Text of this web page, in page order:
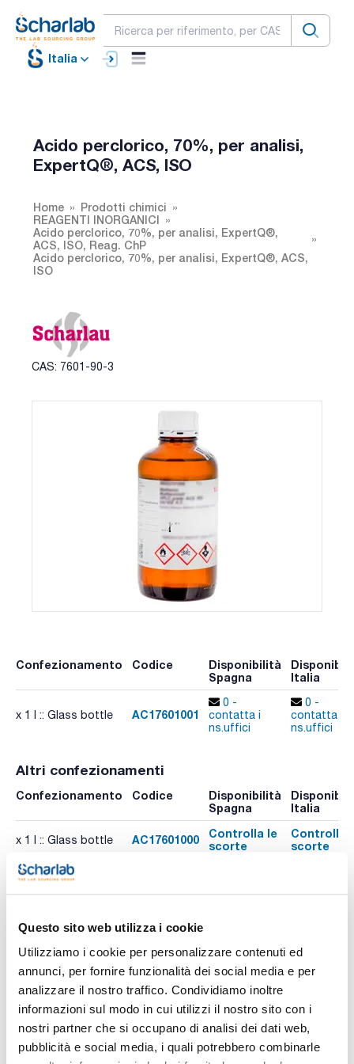
Questo sito web utilizza i cookie
Utilizziamo i cookie per personalizzare contenuti ed
annunci, per fornire funzionalità dei social media e per
analizzare il nostro traffico. Condividiamo inoltre
informazioni sul modo in cui utilizzi il nostro sito con i
nostri partner che si occupano di analisi dei dati web,
pubblicità e social media, i quali potrebbero combinarle
Italia
Acido perclorico, 70%, per analisi,
ExpertQ®, ACS, ISO
Home
Prodotti chimici
REAGENTI INORGANICI
Acido perclorico, 70%, per analisi, ExpertQ®,
ACS, ISO, Reag. ChP
Acido perclorico, 70%, per analisi, ExpertQ®, ACS,
ISO
CAS: 7601-90-3
Confezionamento Codice
Disponibilità
Spagna
Italia
x 1 l :: Glass bottle AC17601001
0 -
contatta i
ns.uffici
0 -
contatta i
ns.uffici
Altri confezionamenti
Confezionamento Codice
Disponibilità
Spagna
Italia
x 1 l :: Glass bottle AC17601000
Controlla le
scorte
Controlla
scorte
x 2,5 l :: Glass bottle
Stampa pagina prodotto